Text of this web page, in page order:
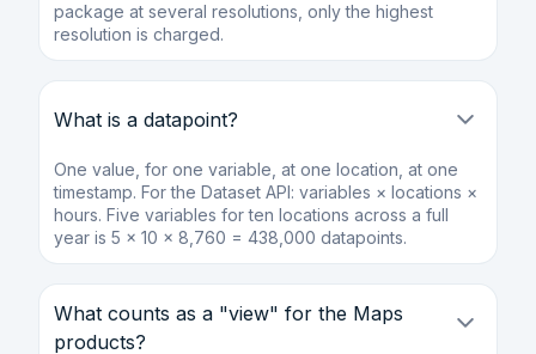
package at several resolutions, only the highest
resolution is charged.
What is a datapoint?
One value, for one variable, at one location, at one
timestamp. For the Dataset API: variables × locations ×
hours. Five variables for ten locations across a full
year is 5 × 10 × 8,760 = 438,000 datapoints.
What counts as a "view" for the Maps
products?